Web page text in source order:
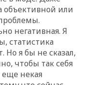
объективной или
негативная. Я
статистика
Но я бы не сказал,
чтобы так себя
еще некая